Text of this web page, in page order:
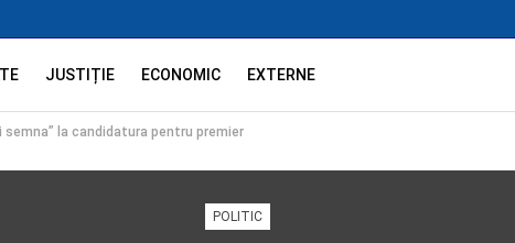
JUSTIȚIE ECONOMIC EXTERNE
la candidatura pentru premier
POLITIC